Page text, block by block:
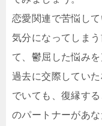
恋愛関連で苦悩し
気分になってしま
て、鬱屈した悩みを
過去に交際してい
でいても、復縁す
のパートナーがあ